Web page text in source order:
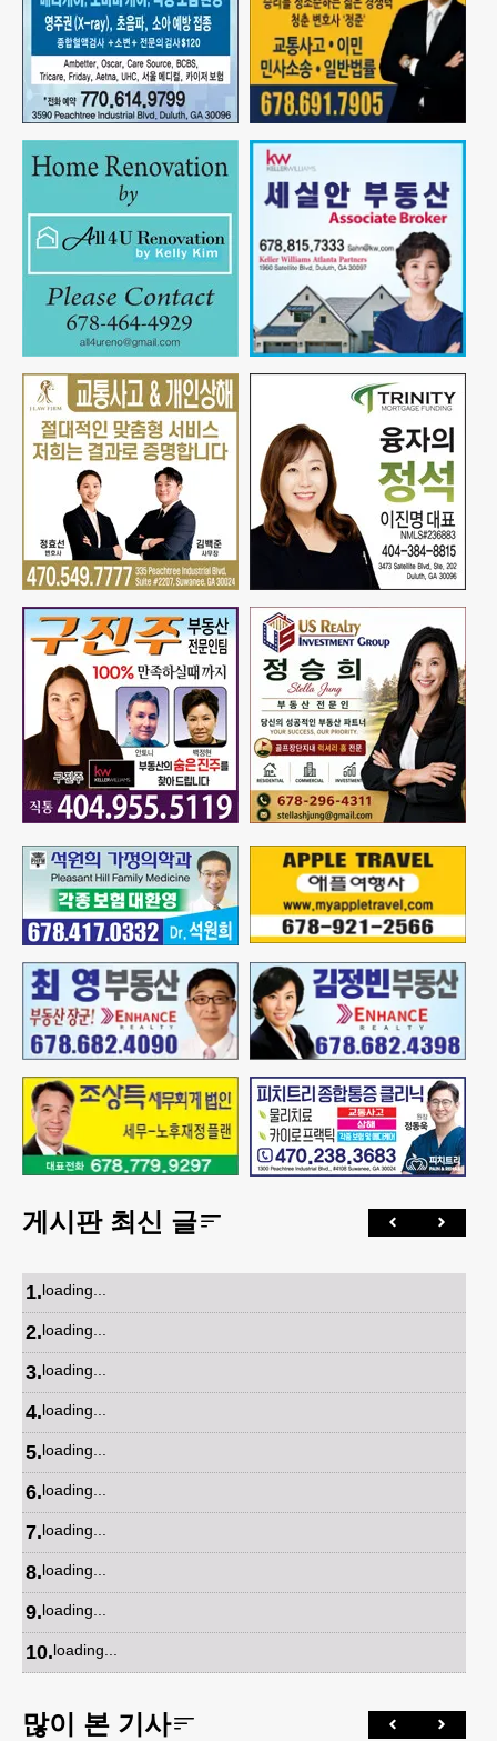
게시판 최신 글
1.loading...
2.loading...
3.loading...
4.loading...
5.loading...
6.loading...
7.loading...
8.loading...
9.loading...
10.loading...
많이 본 기사